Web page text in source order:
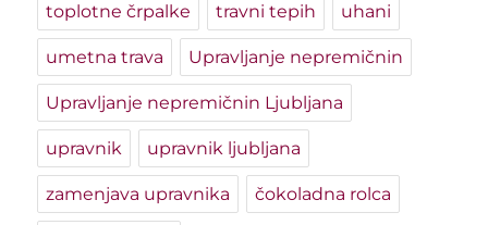
toplotne črpalke travni tepih uhani
umetna trava Upravljanje nepremičnin
Upravljanje nepremičnin Ljubljana
upravnik upravnik ljubljana
zamenjava upravnika čokoladna rolca